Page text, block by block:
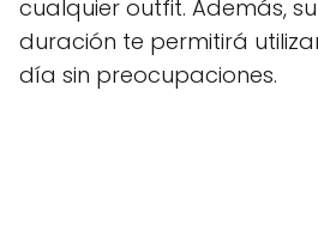
cualquier outfit. Además,
duración te permitirá
día sin preocupaciones.